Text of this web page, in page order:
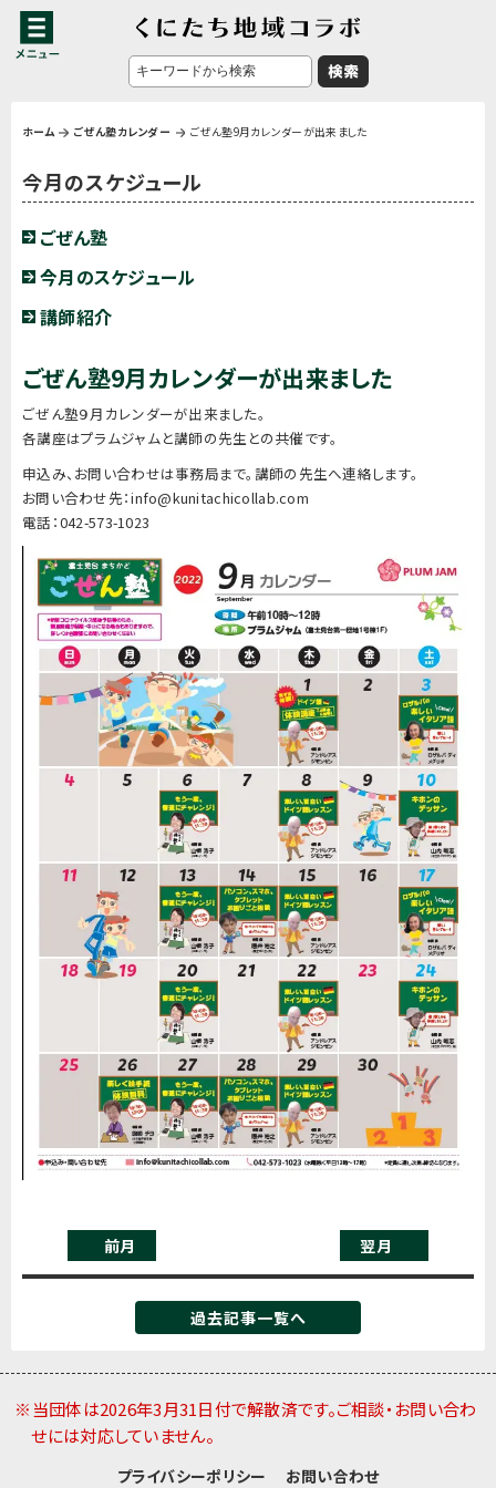
ホーム ごぜん塾カレンダー ごぜん塾9月カレンダーが出来ました
今月のスケジュール
ごぜん塾
今月のスケジュール
講師紹介
ごぜん塾9月カレンダーが出来ました
ごぜん塾９月カレンダーが出来ました。
各講座はプラムジャムと講師の先生との共催です。
申込み、お問い合わせは事務局まで。講師の先生へ連絡します。
お問い合わせ先：info@kunitachicollab.com
電話：042-573-1023
前月 翌月
過去記事一覧へ
※当団体は2026年3月31日付で解散済です。ご相談・お問い合わ
せには対応していません。
プライバシーポリシー お問い合わせ